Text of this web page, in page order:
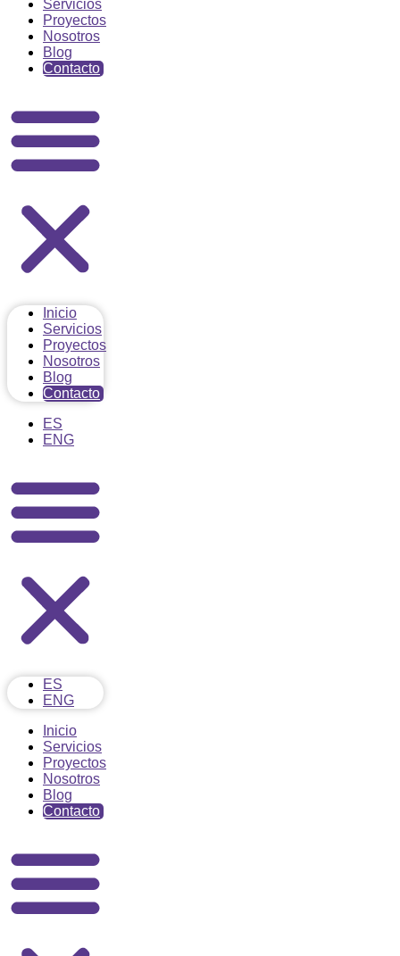
Servicios
Proyectos
Nosotros
Blog
Contacto
Inicio
Servicios
Proyectos
Nosotros
Blog
Contacto
ES
ENG
ES
ENG
Inicio
Servicios
Proyectos
Nosotros
Blog
Contacto